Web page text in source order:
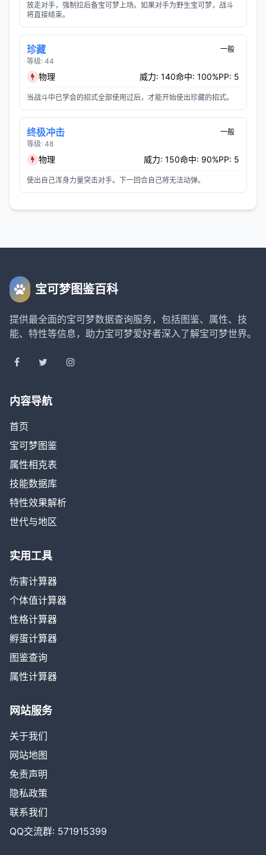
放走对手，强制拉后备宝可梦上场。如果对手为野生宝可梦，战斗
将直接结束。
珍藏
等级: 44
一般
物理 威力: 140命中: 100%PP: 5
当战斗中已学会的招式全部使用过后，才能开始使出珍藏的招式。
终极冲击
等级: 48
一般
物理 威力: 150命中: 90%PP: 5
使出自己浑身力量突击对手。下一回合自己将无法动弹。
宝可梦图鉴百科
提供最全面的宝可梦数据查询服务，包括图鉴、属性、技
能、特性等信息，助力宝可梦爱好者深入了解宝可梦世界。
内容导航
首页
宝可梦图鉴
属性相克表
技能数据库
特性效果解析
世代与地区
实用工具
伤害计算器
个体值计算器
性格计算器
孵蛋计算器
图鉴查询
属性计算器
网站服务
关于我们
网站地图
免责声明
隐私政策
联系我们
QQ交流群: 571915399